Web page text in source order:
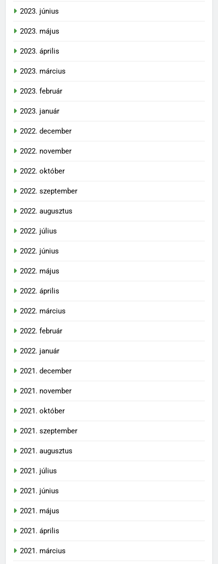
2023. június
2023. május
2023. április
2023. március
2023. február
2023. január
2022. december
2022. november
2022. október
2022. szeptember
2022. augusztus
2022. július
2022. június
2022. május
2022. április
2022. március
2022. február
2022. január
2021. december
2021. november
2021. október
2021. szeptember
2021. augusztus
2021. július
2021. június
2021. május
2021. április
2021. március